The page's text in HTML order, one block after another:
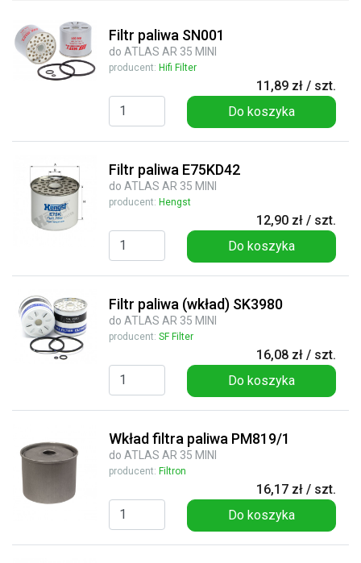
Filtr paliwa SN001
do ATLAS AR 35 MINI
producent: Hifi Filter
11,89 zł / szt.
Do koszyka
Filtr paliwa E75KD42
do ATLAS AR 35 MINI
producent: Hengst
12,90 zł / szt.
Do koszyka
Filtr paliwa (wkład) SK3980
do ATLAS AR 35 MINI
producent: SF Filter
16,08 zł / szt.
Do koszyka
Wkład filtra paliwa PM819/1
do ATLAS AR 35 MINI
producent: Filtron
16,17 zł / szt.
Do koszyka